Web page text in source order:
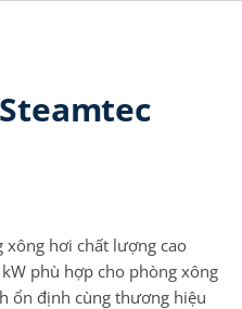
xông hơi chất lượng cao
phù hợp cho phòng xông
ổn định cùng thương hiệu